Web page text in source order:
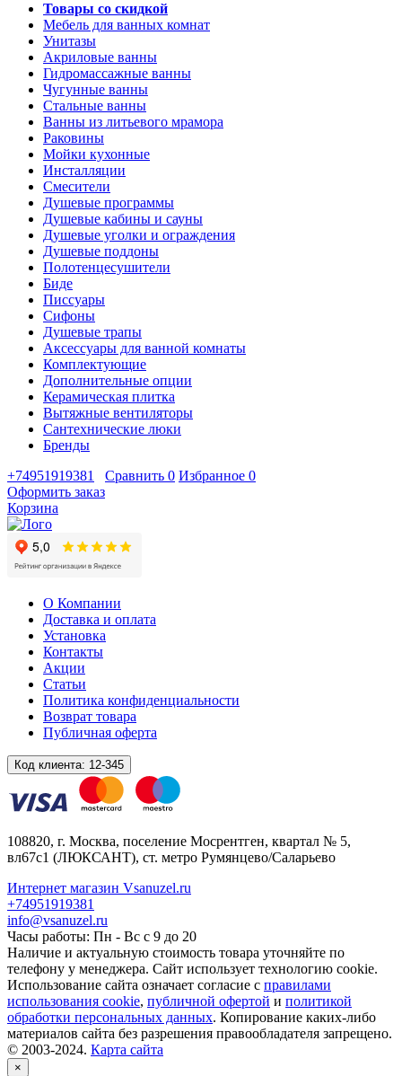
Товары со скидкой
Мебель для ванных комнат
Унитазы
Акриловые ванны
Гидромассажные ванны
Чугунные ванны
Стальные ванны
Ванны из литьевого мрамора
Раковины
Мойки кухонные
Инсталляции
Смесители
Душевые программы
Душевые кабины и сауны
Душевые уголки и ограждения
Душевые поддоны
Полотенцесушители
Биде
Писсуары
Сифоны
Душевые трапы
Аксессуары для ванной комнаты
Комплектующие
Дополнительные опции
Керамическая плитка
Вытяжные вентиляторы
Сантехнические люки
Бренды
+74951919381
Сравнить 0 Избранное 0
Оформить заказ
Корзина
О Компании
Доставка и оплата
Установка
Контакты
Акции
Статьи
Политика конфиденциальности
Возврат товара
Публичная оферта
Код клиента: 12-345
108820, г. Москва, поселение Мосрентген, квартал № 5,
вл67с1 (ЛЮКСАНТ), ст. метро Румянцево/Саларьево
Интернет магазин Vsanuzel.ru
+74951919381
info@vsanuzel.ru
Часы работы: Пн - Вс с 9 до 20
Наличие и актуальную стоимость товара уточняйте по
телефону у менеджера. Сайт использует технологию cookie.
Использование сайта означает согласие с правилами
использования cookie, публичной офертой и политикой
обработки персональных данных. Копирование каких-либо
материалов сайта без разрешения правообладателя запрещено.
© 2003-2024. Карта сайта
×